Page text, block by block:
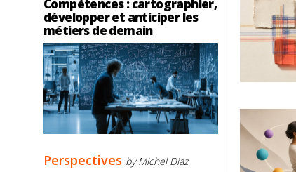
Compétences : cartographier,
développer et anticiper les
métiers de demain
Perspectives by Michel Diaz